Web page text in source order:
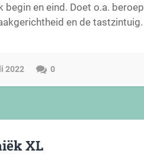
begin en eind. Doet o.a. beroep
en de tastzintuig.
2022 0
XL